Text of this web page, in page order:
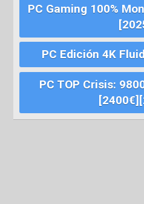
PC Gaming 100%
PC Edición 4K
PC TOP Crisis: